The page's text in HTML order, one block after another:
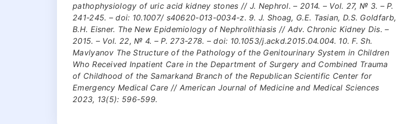
pathophysiology of uric acid kidney stones // J. Nephrol. – 2014. – Vol. 27, № 3. – P.
241-245. – doi: 10.1007/ s40620-013-0034-z. 9. J. Shoag, G.E. Tasian, D.S. Goldfarb,
B.H. Eisner. The New Epidemiology of Nephrolithiasis // Adv. Chronic Kidney Dis. –
2015. – Vol. 22, № 4. – P. 273-278. – doi: 10.1053/j.ackd.2015.04.004. 10. F. Sh.
Mavlyanov The Structure of the Pathology of the Genitourinary System in Children
Who Received Inpatient Care in the Department of Surgery and Combined Trauma
of Childhood of the Samarkand Branch of the Republican Scientific Center for
Emergency Medical Care // American Journal of Medicine and Medical Sciences
2023, 13(5): 596-599.